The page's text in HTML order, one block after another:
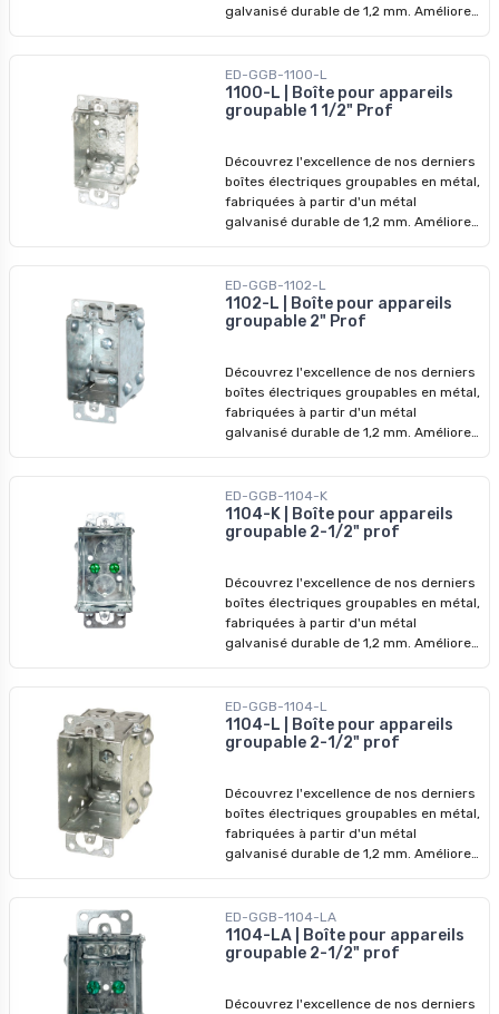
galvanisé durable de 1,2 mm. Améliorez
conçus pour surpasser les modèles
précédents. Ne manquez pas nos prix
imbattables - profitez-en pour
ED-GGB-1100-L
1100-L | Boîte pour appareils
groupable 1 1/2" Prof
Découvrez l'excellence de nos derniers
boîtes électriques groupables en métal,
fabriquées à partir d'un métal
galvanisé durable de 1,2 mm. Améliorez
conçus pour surpasser les modèles
précédents. Ne manquez pas nos prix
imbattables - profitez-en pour
ED-GGB-1102-L
1102-L | Boîte pour appareils
groupable 2" Prof
Découvrez l'excellence de nos derniers
boîtes électriques groupables en métal,
fabriquées à partir d'un métal
galvanisé durable de 1,2 mm. Améliorez
conçus pour surpasser les modèles
précédents. Ne manquez pas nos prix
imbattables - profitez-en pour
ED-GGB-1104-K
1104-K | Boîte pour appareils
groupable 2-1/2" prof
Découvrez l'excellence de nos derniers
boîtes électriques groupables en métal,
fabriquées à partir d'un métal
galvanisé durable de 1,2 mm. Améliorez
conçus pour surpasser les modèles
précédents. Ne manquez pas nos prix
imbattables - saisissez l'opportunité de
ED-GGB-1104-L
1104-L | Boîte pour appareils
groupable 2-1/2" prof
Découvrez l'excellence de nos derniers
boîtes électriques groupables en métal,
fabriquées à partir d'un métal
galvanisé durable de 1,2 mm. Améliorez
conçus pour surpasser les modèles
précédents. Ne manquez pas nos prix
imbattables - profitez-en pour
ED-GGB-1104-LA
1104-LA | Boîte pour appareils
groupable 2-1/2" prof
Découvrez l'excellence de nos derniers